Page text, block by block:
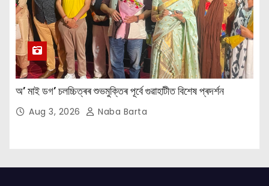
অ’ মাই ডগ’ চলচ্চিত্ৰৰ শুভমুক্তিৰ পূৰ্বে গুৱাহাটীত বিশেষ প্ৰদৰ্শন
Aug 3, 2026 Naba Barta